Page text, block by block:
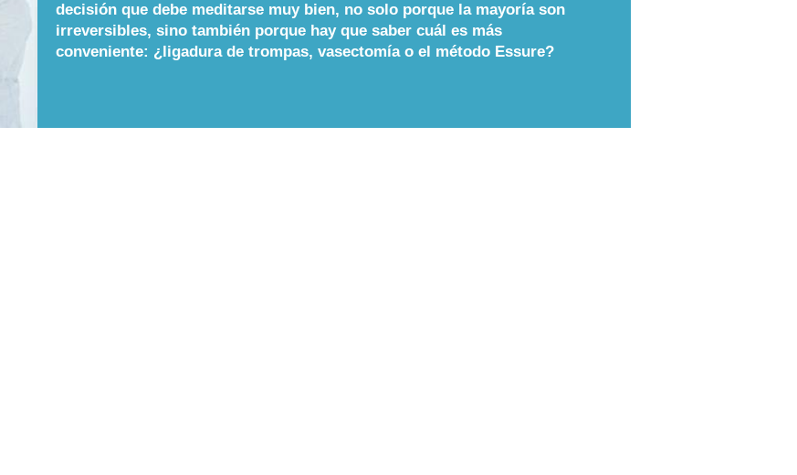
decisión que debe meditarse muy bien, no solo porque la mayoría son
irreversibles, sino también porque hay que saber cuál es más
conveniente: ¿ligadura de trompas, vasectomía o el método Essure?